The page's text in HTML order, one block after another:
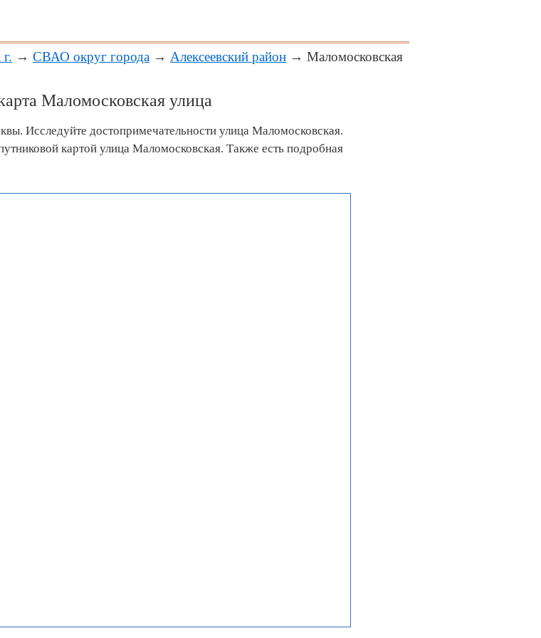
→ СВАО округ города → Алексеевский район → Маломосковская
Маломосковская улица
Исследуйте достопримечательности улица Маломосковская.
картой улица Маломосковская. Также есть подробная